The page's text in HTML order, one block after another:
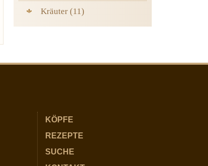
Kräuter (11)
KÖPFE
REZEPTE
SUCHE